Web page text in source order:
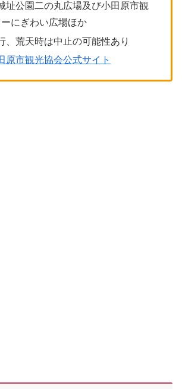
址公園二の丸広場及び小田原市観
にぎわい広場ほか
、荒天時は中止の可能性あり
原市観光協会公式サイト